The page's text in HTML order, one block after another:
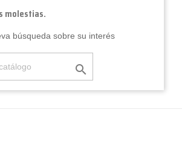
molestias.
búsqueda sobre su interés
